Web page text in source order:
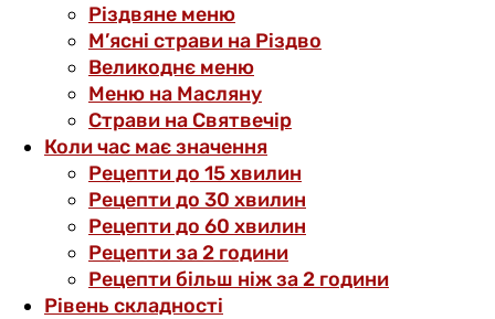
Різдвяне меню
М’ясні страви на Різдво
Великоднє меню
Меню на Масляну
Страви на Святвечір
Коли час має значення
Рецепти до 15 хвилин
Рецепти до 30 хвилин
Рецепти до 60 хвилин
Рецепти за 2 години
Рецепти більш ніж за 2 години
Рівень складності